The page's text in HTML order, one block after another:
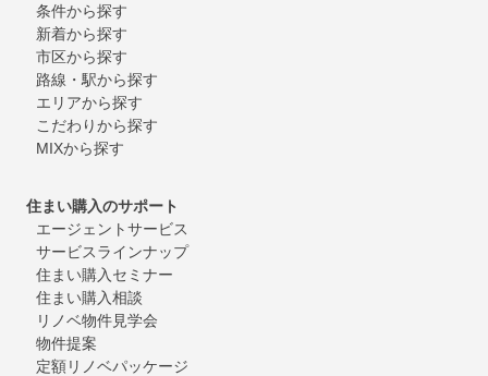
条件から探す
新着から探す
市区から探す
路線・駅から探す
エリアから探す
こだわりから探す
MIXから探す
住まい購入のサポート
エージェントサービス
サービスラインナップ
住まい購入セミナー
住まい購入相談
リノベ物件見学会
物件提案
定額リノベパッケージ